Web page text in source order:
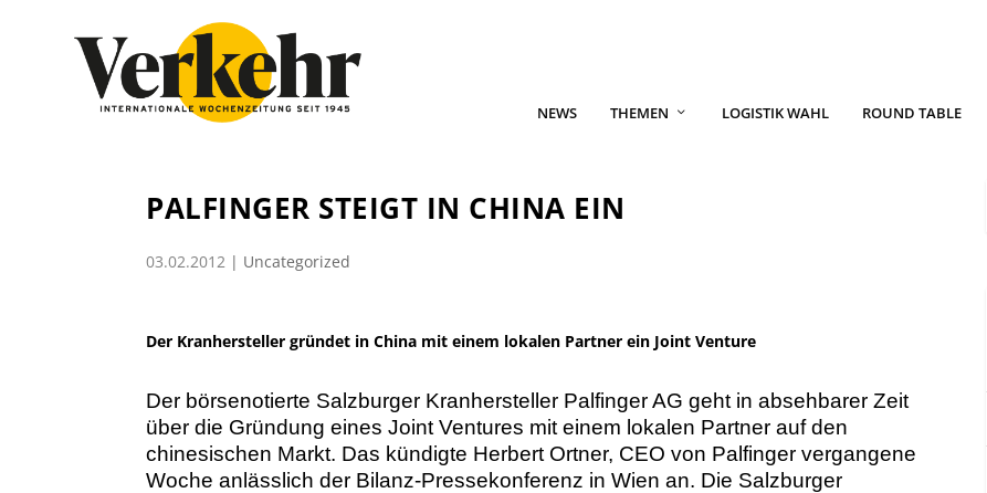
NEWS THEMEN LOGISTIK WAHL ROUND TABLE
PALFINGER STEIGT IN CHINA EIN
03.02.2012 | Uncategorized
Der Kranhersteller gründet in China mit einem lokalen Partner ein Joint Venture
Der börsenotierte Salzburger Kranhersteller Palfinger AG geht in absehbarer Zeit
über die Gründung eines Joint Ventures mit einem lokalen Partner auf den
chinesischen Markt. Das kündigte Herbert Ortner, CEO von Palfinger vergangene
Woche anlässlich der Bilanz-Pressekonferenz in Wien an. Die Salzburger